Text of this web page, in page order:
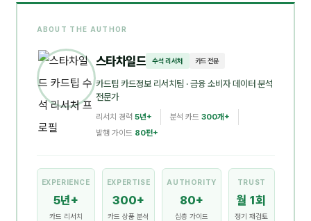
ABOUT THE AUTHOR
스타차일드 수석 리서처 카드 전문
카드팁 카드정보 리서치팀 · 금융 소비자 데이터 분석
전문가
리서치 경력 5년+ 분석 카드 300개+
발행 가이드 80편+
EXPERIENCE
5년+
카드 리서치
EXPERTISE
300+
카드 상품 분석
AUTHORITY
80+
심층 가이드
TRUST
월 1회
정기 재검토